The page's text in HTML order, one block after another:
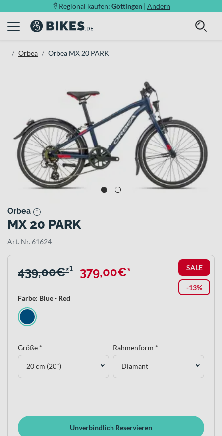
Regional kaufen: Göttingen | Ändern
Orbea Orbea MX 20 PARK
Orbea
MX 20 PARK
Art. Nr. 61624
SALE
-13%
439,00€*¹ 379,00€*
Farbe: Blue - Red
Größe *
20 cm (20")
Rahmenform *
Diamant
Unverbindlich Reservieren